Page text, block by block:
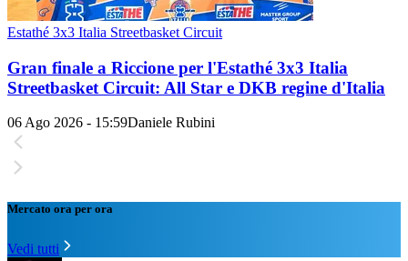
Estathé 3x3 Italia Streetbasket Circuit
Gran finale a Riccione per l'Estathé 3x3 Italia
Streetbasket Circuit: All Star e DKB regine d'Italia
06 Ago 2026 - 15:59Daniele Rubini
Mercato ora per ora
Vedi tutti